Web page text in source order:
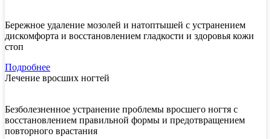
Бережное удаление мозолей и натоптышей с устранением
дискомфорта и восстановлением гладкости и здоровья кожи
стоп
Подробнее
Лечение вросших ногтей
Безболезненное устранение проблемы вросшего ногтя с
восстановлением правильной формы и предотвращением
повторного врастания